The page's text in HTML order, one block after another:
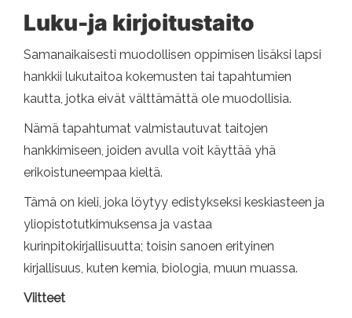
Luku-ja kirjoitustaito
Samanaikaisesti muodollisen oppimisen lisäksi lapsi
hankkii lukutaitoa kokemusten tai tapahtumien
kautta, jotka eivät välttämättä ole muodollisia.
Nämä tapahtumat valmistautuvat taitojen
hankkimiseen, joiden avulla voit käyttää yhä
erikoistuneempaa kieltä.
Tämä on kieli, joka löytyy edistykseksi keskiasteen ja
yliopistotutkimuksensa ja vastaa
kurinpitokirjallisuutta; toisin sanoen erityinen
kirjallisuus, kuten kemia, biologia, muun muassa.
Viitteet